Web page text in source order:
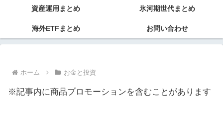
資産運用まとめ 氷河期世代まとめ
海外ETFまとめ お問い合わせ
ホーム お金と投資
※記事内に商品プロモーションを含むことがあります